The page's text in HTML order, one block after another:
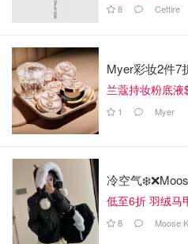
商店里入的（没错啦，我最爱
8 Cettire
Myer彩妆2件7
兰蔻持妆粉底液
1 Myer
冷空气
低至6折 羽绒马
8 Moose